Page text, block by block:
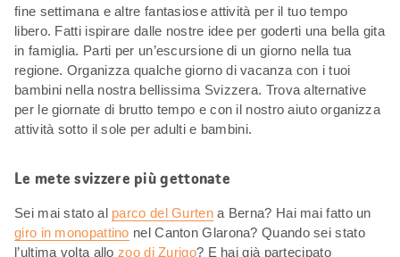
fine settimana e altre fantasiose attività per il tuo tempo
libero. Fatti ispirare dalle nostre idee per goderti una bella gita
in famiglia. Parti per un’escursione di un giorno nella tua
regione. Organizza qualche giorno di vacanza con i tuoi
bambini nella nostra bellissima Svizzera. Trova alternative
per le giornate di brutto tempo e con il nostro aiuto organizza
attività sotto il sole per adulti e bambini.
Le mete svizzere più gettonate
Sei mai stato al parco del Gurtena Berna? Hai mai fatto un
giro in monopattino nel Canton Glarona? Quando sei stato
l’ultima volta allozoo di Zurigo? E hai già partecipato